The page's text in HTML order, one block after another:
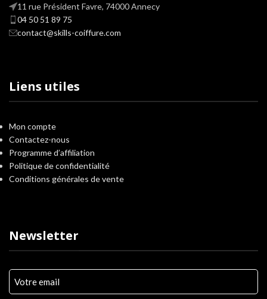
11 rue Président Favre, 74000 Annecy
04 50 51 89 75
contact@skills-coiffure.com
Liens utiles
Mon compte
Contactez-nous
Programme d’affiliation
Politique de confidentialité
Conditions générales de vente
Newsletter
Votre
e-